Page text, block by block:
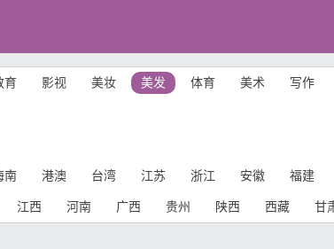
育 影视 美妆 美发 体育 美术 写作
南 港澳 台湾 江苏 浙江 安徽 福建
江西 河南 广西 贵州 陕西 西藏 甘